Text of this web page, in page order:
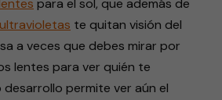
para el sol, que además de
te quitan visión del
a veces que debes mirar por
lentes para ver quién te
desarrollo permite ver aún el